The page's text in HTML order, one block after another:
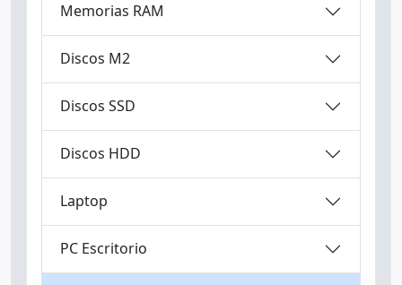
Memorias RAM
Discos M2
Discos SSD
Discos HDD
Laptop
PC Escritorio